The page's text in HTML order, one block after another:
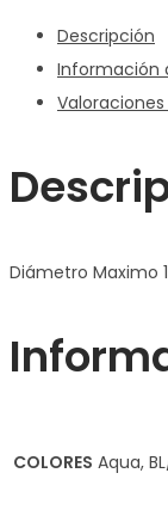
Descripción
Información
Diámetro Maximo
COLORES Aqua,